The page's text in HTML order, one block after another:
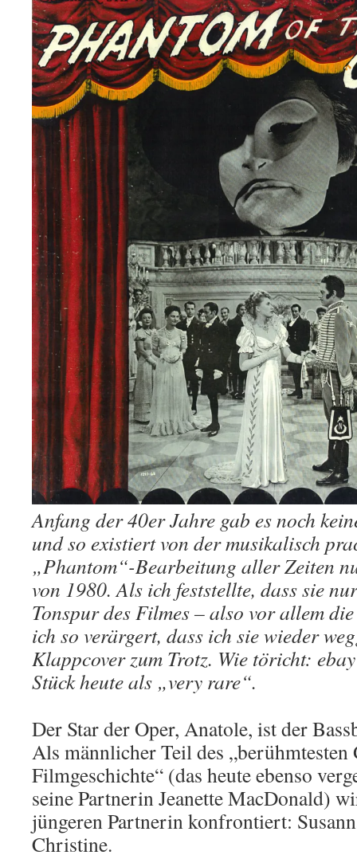
Anfang der 40er Jahre gab es noch
und so existiert von der musikalisch
„Phantom“-Bearbeitung aller Zeiten
von 1980. Als ich feststellte, dass sie
Tonspur des Filmes – also vor allem
ich so verärgert, dass ich sie wieder
Klappcover zum Trotz. Wie töricht:
Stück heute als „very rare“.
Der Star der Oper, Anatole, ist der
Als männlicher Teil des „berühmtesten
Filmgeschichte“ (das heute ebenso
seine Partnerin Jeanette MacDonald)
jüngeren Partnerin konfrontiert:
Christine.